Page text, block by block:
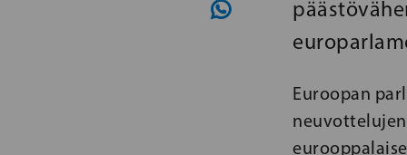
Euroopan
neuvottelujen